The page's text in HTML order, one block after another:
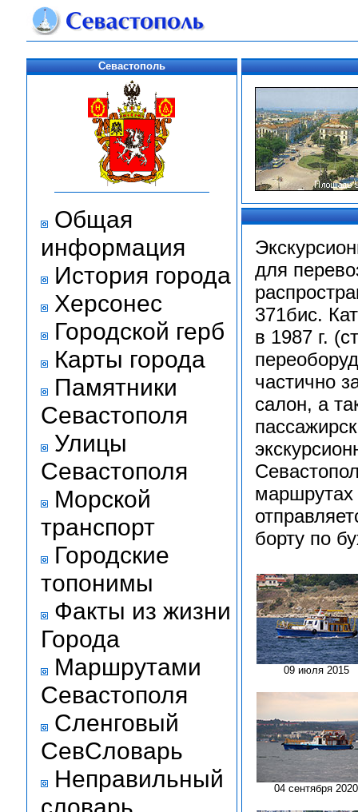
Севастополь
Общая
информация
История города
Херсонес
Городской герб
Карты города
Памятники
Севастополя
Улицы
Севастополя
Морской
транспорт
Городские
топонимы
Факты из жизни
Города
Маршрутами
Севастополя
Сленговый
СевСловарь
Неправильный
словарь
для
371бис.
в 1987 г.
частично
салон, а
маршрутах
борту по
09 июля 2015
04 сентября 2020